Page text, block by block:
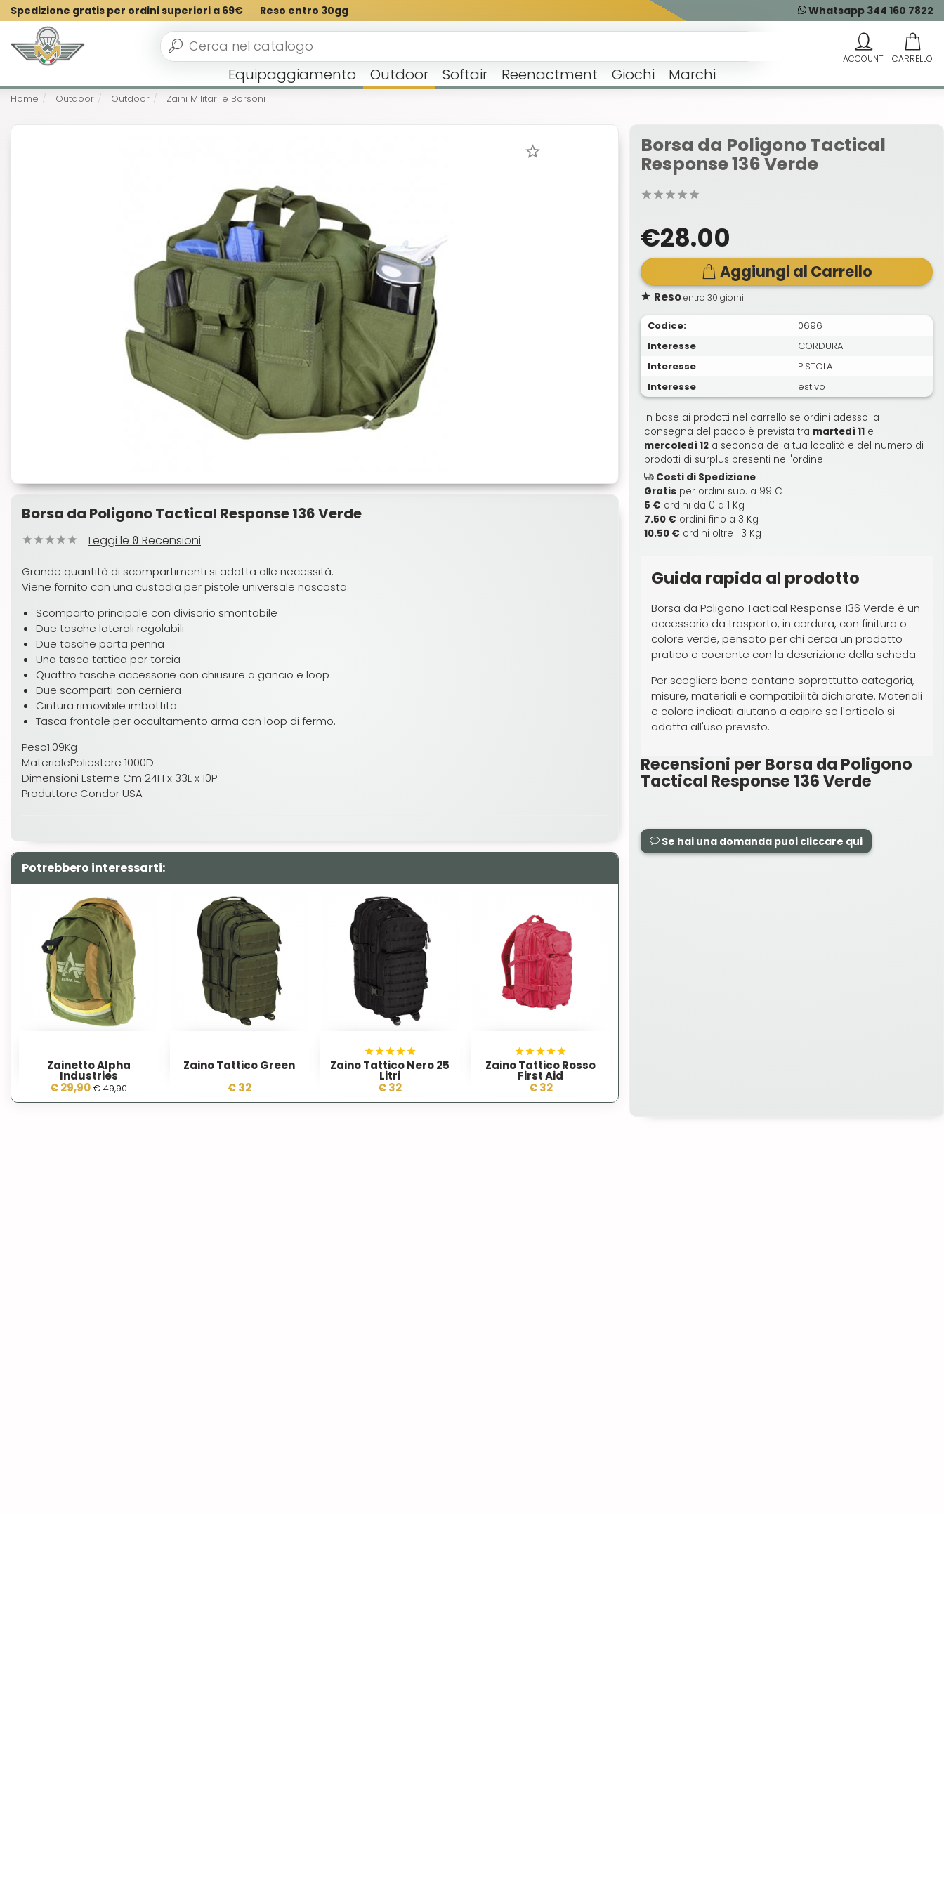
Spedizione gratis per ordini superiori a 69€ Reso entro 30gg Whatsapp 344 160 7822
Equipaggiamento Outdoor Softair Reenactment Giochi Marchi
Home Outdoor Outdoor Zaini Militari e Borsoni
Borsa da Poligono Tactical Response 136 Verde
Leggi le 0 Recensioni
Grande quantità di scompartimenti si adatta alle necessità.
Viene fornito con una custodia per pistole universale nascosta.
Scomparto principale con divisorio smontabile
Due tasche laterali regolabili
Due tasche porta penna
Una tasca tattica per torcia
Quattro tasche accessorie con chiusure a gancio e loop
Due scomparti con cerniera
Cintura rimovibile imbottita
Tasca frontale per occultamento arma con loop di fermo.
Peso1.09Kg
MaterialePoliestere 1000D
Dimensioni Esterne Cm 24H x 33L x 10P
Produttore Condor USA
Potrebbero interessarti:
Zainetto Alpha
Industries
€ 29,90€ 49,90
Zaino Tattico Green
€ 32
Zaino Tattico Nero 25
Litri
€ 32
Zaino Tattico Rosso
First Aid
€ 32
Borsa da Poligono Tactical
Response 136 Verde
€28.00
Aggiungi al Carrello
Resoentro 30 giorni
Codice:
0696
Interesse
CORDURA
Interesse
PISTOLA
Interesse
estivo
In base ai prodotti nel carrello se ordini adesso la
consegna del pacco è prevista tra martedì 11 e
mercoledì 12 a seconda della tua località e del numero di
prodotti di surplus presenti nell'ordine
Costi di Spedizione
Gratis per ordini sup. a 99 €
5 € ordini da 0 a 1 Kg
7.50 € ordini fino a 3 Kg
10.50 € ordini oltre i 3 Kg
Guida rapida al prodotto
Borsa da Poligono Tactical Response 136 Verde è un
accessorio da trasporto, in cordura, con finitura o
colore verde, pensato per chi cerca un prodotto
pratico e coerente con la descrizione della scheda.
Per scegliere bene contano soprattutto categoria,
misure, materiali e compatibilità dichiarate. Materiali
e colore indicati aiutano a capire se l'articolo si
adatta all'uso previsto.
Recensioni per Borsa da Poligono
Tactical Response 136 Verde
Se hai una domanda puoi cliccare qui